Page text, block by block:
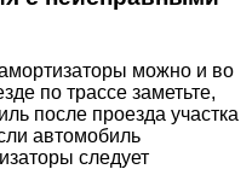
можно и во
по трассе заметьте,
после проезда участка
автомобиль
следует